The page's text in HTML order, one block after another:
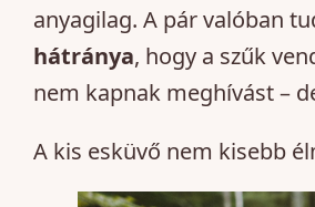
anyagilag. A pár valóban
hátránya, hogy a szűk
nem kapnak meghívást –
A kis esküvő nem kisebb